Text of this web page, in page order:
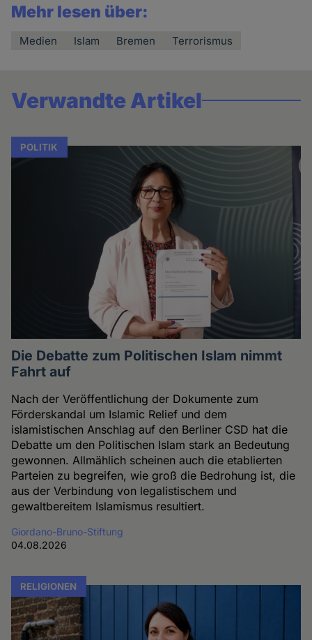
Mehr lesen über:
Medien Islam Bremen Terrorismus
Verwandte Artikel
POLITIK
Die Debatte zum Politischen Islam nimmt
Fahrt auf
Nach der Veröffentlichung der Dokumente zum
Förderskandal um Islamic Relief und dem
islamistischen Anschlag auf den Berliner CSD hat die
Debatte um den Politischen Islam stark an Bedeutung
gewonnen. Allmählich scheinen auch die etablierten
Parteien zu begreifen, wie groß die Bedrohung ist, die
aus der Verbindung von legalistischem und
gewaltbereitem Islamismus resultiert.
Giordano-Bruno-Stiftung
04.08.2026
RELIGIONEN